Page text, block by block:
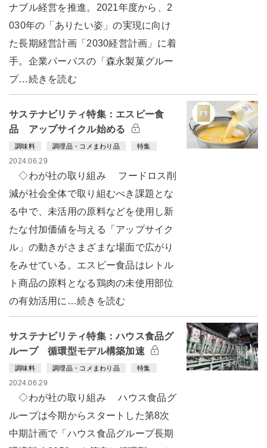
ナブル経営を推進。2021年度から、2
030年の「ありたい姿」の実現に向け
た長期経営計画「2030経営計画」に着
手。企業パーパスの「森永製菓グルー
プ…続きを読む
サステナビリティ特集：エスビー食
品 アップサイクル始める
調味料 調理品・コメまわり品 特集
2024.06.29
◇わが社の取り組み フードロス削
減が社会全体で取り組むべき課題とな
る中で、未活用の原料などを使用し新
たな付加価値を与える「アップサイク
ル」の動きがさまざまな場面で広がり
をみせている。エスビー食品はレトル
ト商品の原料となる鶏肉の未使用部位
の有効活用に…続きを読む
サステナビリティ特集：ハウス食品グ
ループ 循環型モデル構築加速
調味料 調理品・コメまわり品 特集
2024.06.29
◇わが社の取り組み ハウス食品グ
ループは今期からスタートした第8次
中期計画で「ハウス食品グループ長期